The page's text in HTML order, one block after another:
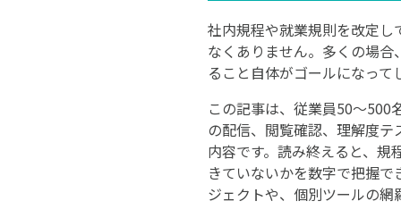
社内規程や就業規則を改定
なくありません。多くの場
ること自体がゴールになって
この記事は、従業員50〜500
の配信、閲覧確認、理解度
内容です。読み終えると、
きていないかを数字で把握
ジェクトや、個別ツールの網